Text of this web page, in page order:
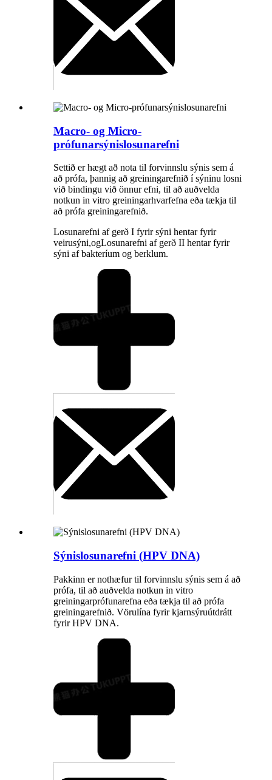
Macro- og Micro-
prófunarsýnislosunarefni
Settið er hægt að nota til forvinnslu sýnis sem á
að prófa, þannig að greiningarefnið í sýninu losni
við bindingu við önnur efni, til að auðvelda
notkun in vitro greiningarhvarfefna eða tækja til
að prófa greiningarefnið.
Losunarefni af gerð I fyrir sýni hentar fyrir
veirusýni,ogLosunarefni af gerð II hentar fyrir
sýni af bakteríum og berklum.
Sýnislosunarefni (HPV DNA)
Pakkinn er nothæfur til forvinnslu sýnis sem á að
prófa, til að auðvelda notkun in vitro
greiningarprófunarefna eða tækja til að prófa
greiningarefnið. Vörulína fyrir kjarnsýruútdrátt
fyrir HPV DNA.